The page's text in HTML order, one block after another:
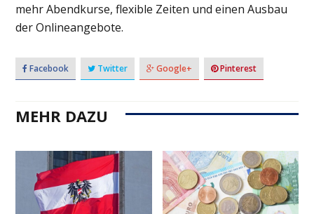
mehr Abendkurse, flexible Zeiten und einen Ausbau
der Onlineangebote.
Facebook Twitter Google+ Pinterest
MEHR DAZU